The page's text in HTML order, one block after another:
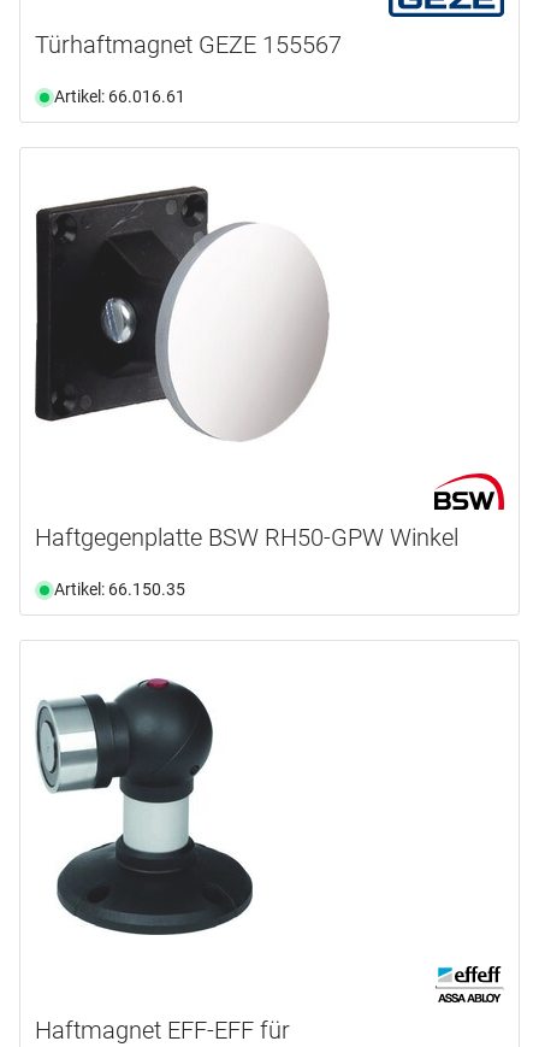
Türhaftmagnet GEZE 155567
Artikel: 66.016.61
Haftgegenplatte BSW RH50-GPW Winkel
Artikel: 66.150.35
Haftmagnet EFF-EFF für